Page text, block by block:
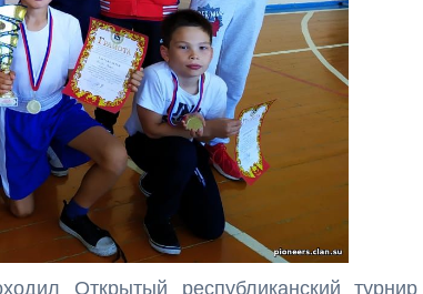
Открытый республиканский